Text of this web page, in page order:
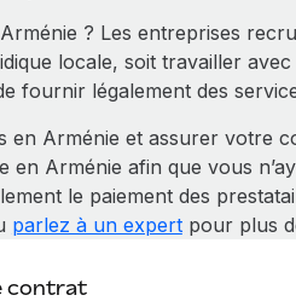
? Les entreprises
locale, soit travailler
fournir légalement des
en Arménie et assurer votre
Arménie afin que vous
le paiement des
parlez à un expertpour plus
contrat